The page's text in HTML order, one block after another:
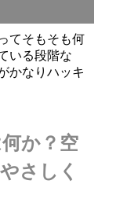
てそもそも何
いる段階な
かなりハッキ
か？空
さしく